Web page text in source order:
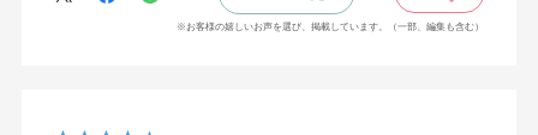
※お客様の嬉しいお声を選び、掲載しています。（一部、編集も含む）